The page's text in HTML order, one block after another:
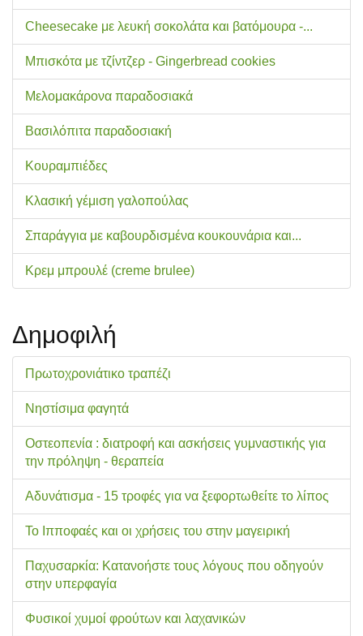
Cheesecake με λευκή σοκολάτα και βατόμουρα -...
Μπισκότα με τζίντζερ - Gingerbread cookies
Μελομακάρονα παραδοσιακά
Βασιλόπιτα παραδοσιακή
Κουραμπιέδες
Κλασική γέμιση γαλοπούλας
Σπαράγγια με καβουρδισμένα κουκουνάρια και...
Κρεμ μπρουλέ (creme brulee)
Δημοφιλή
Πρωτοχρονιάτικο τραπέζι
Νηστίσιμα φαγητά
Οστεοπενία : διατροφή και ασκήσεις γυμναστικής για
την πρόληψη - θεραπεία
Αδυνάτισμα - 15 τροφές για να ξεφορτωθείτε το λίπος
Το Ιπποφαές και οι χρήσεις του στην μαγειρική
Παχυσαρκία: Κατανοήστε τους λόγους που οδηγούν
στην υπερφαγία
Φυσικοί χυμοί φρούτων και λαχανικών